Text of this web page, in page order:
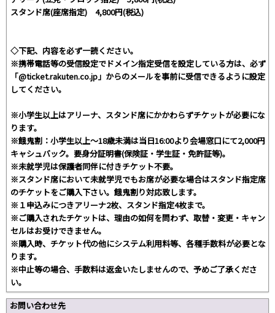
スタンド席(座席指定) 4,800円(税込)
◇下記、内容を必ず一読ください。
※携帯電話等の受信設定でドメイン指定受信を設定している方は、必ず
「@ticket.rakuten.co.jp」からのメールを事前に受信できるように設定
してください。
※小学生以上はアリーナ、スタンド席にかかわらずチケットが必要にな
ります。
※餓鬼割：小学生以上～18歳未満は当日16:00より会場窓口にて2,000円
キャシュバック。要身分証明書(保険証・学生証・免許証等)。
※未就学児は保護者同伴に付きチケット不要。
※スタンド席において未就学児でもお席が必要な場合はスタンド指定席
のチケットをご購入下さい。餓鬼割り対応致します。
※１申込みにつきアリーナ2枚、スタンド指定4枚まで。
※ご購入されたチケットは、理由の如何を問わず、取替・変更・キャン
セルはお受けできません。
※購入時、チケット代の他にシステム利用料等、各種手数料が必要とな
ります。
※中止等の場合、手数料は返金いたしませんので、予めご了承くださ
い。
お問い合わせ先